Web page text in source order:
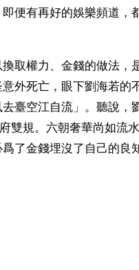
便有再好的娛樂頻道，
取權力、金錢的做法，
外死亡，眼下劉海若的
臺空江自流」。聽說，
雙規。六朝奢華尚如流
了金錢埋沒了自己的良